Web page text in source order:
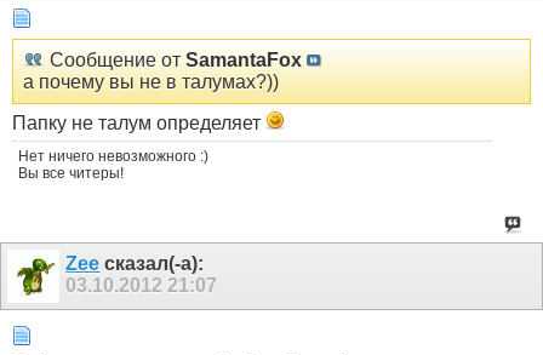
Сообщение от SamantaFox
а почему вы не в талумах?))
Папку не талум определяет
Нет ничего невозможного :)
Вы все читеры!
Zee сказал(-а):
03.10.201221:07